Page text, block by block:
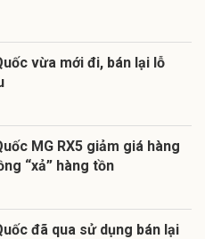
vừa mới đi, bán lại lỗ
MG RX5 giảm giá hàng
“xả” hàng tồn
đã qua sử dụng bán lại